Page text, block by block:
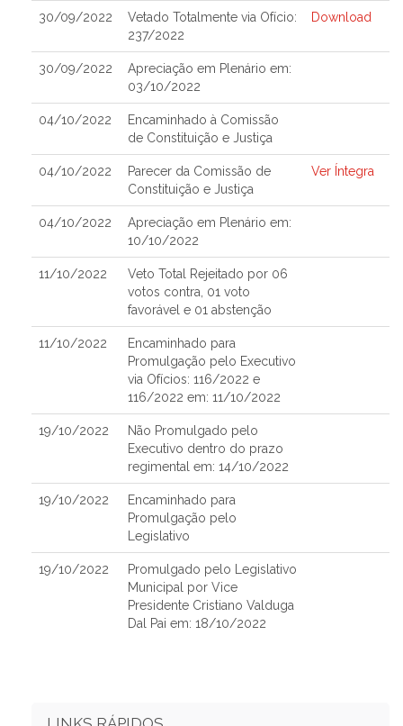
30/09/2022
Vetado Totalmente via Ofício:
237/2022
Download
30/09/2022
Apreciação em Plenário em:
03/10/2022
04/10/2022
Encaminhado à Comissão
de Constituição e Justiça
04/10/2022
Parecer da Comissão de
Constituição e Justiça
Ver Íntegra
04/10/2022
Apreciação em Plenário em:
10/10/2022
11/10/2022
Veto Total Rejeitado por 06
votos contra, 01 voto
favorável e 01 abstenção
11/10/2022
Encaminhado para
Promulgação pelo Executivo
via Ofícios: 116/2022 e
116/2022 em: 11/10/2022
19/10/2022
Não Promulgado pelo
Executivo dentro do prazo
regimental em: 14/10/2022
19/10/2022
Encaminhado para
Promulgação pelo
Legislativo
19/10/2022
Promulgado pelo Legislativo
Municipal por Vice
Presidente Cristiano Valduga
Dal Pai em: 18/10/2022